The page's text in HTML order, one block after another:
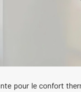
pour le confort